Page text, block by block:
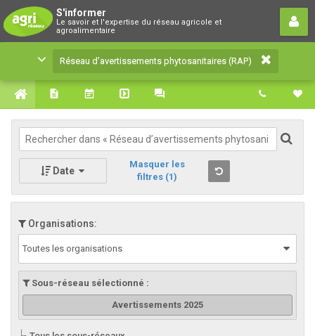
S'informer
Le savoir et l'expertise du réseau agricole et
agroalimentaire
Réseau d’avertissements
phytosanitaires (RAP)
Le savoir et l'expertise du réseau agricole et
agroalimentaire
Réseau d’avertissements phytosanitaires (RAP)
Date
Masquer les
filtres (1)
Organisations:
Toutes les organisations
Sous-réseau sélectionné :
Avertissements 2025